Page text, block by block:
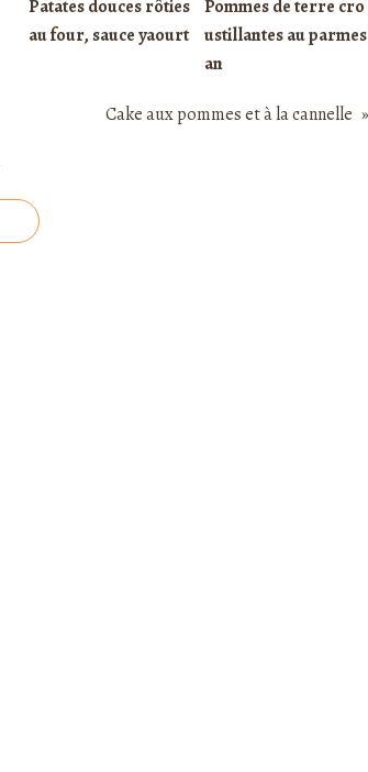
Patates douces rôties
au four, sauce yaourt
Pommes de terre cro
ustillantes au parmes
an
Cake aux pommes et à la cannelle